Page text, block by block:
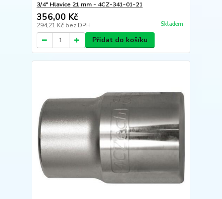
3/4" Hlavice 21 mm - 4CZ-341-01-21
356,00 Kč
294,21 Kč bez DPH Skladem
Přidat do košíku